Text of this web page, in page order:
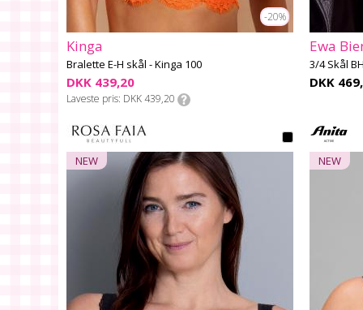
-20%
Kinga
Bralette E-H skål - Kinga 100
DKK 439,20
Laveste pris DKK 439,20
Ewa
3/4 Skål
DKK
NEW NEW